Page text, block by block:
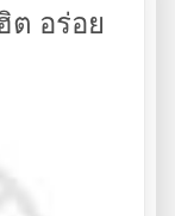
ต อร่อย